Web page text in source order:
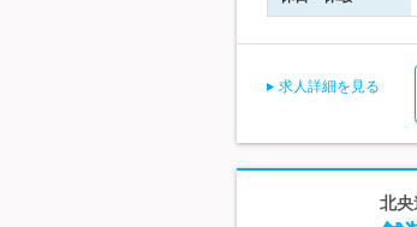
求人詳細を見る
北央